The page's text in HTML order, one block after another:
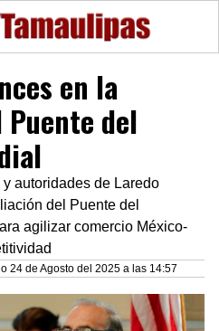
en la
del
autoridades de Laredo
del Puente del
agilizar comercio México-
24 de Agosto del 2025 a las 14:57